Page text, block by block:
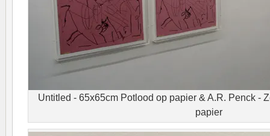
Untitled - 65x65cm Potlood op papier & A.R. Penck -
papier